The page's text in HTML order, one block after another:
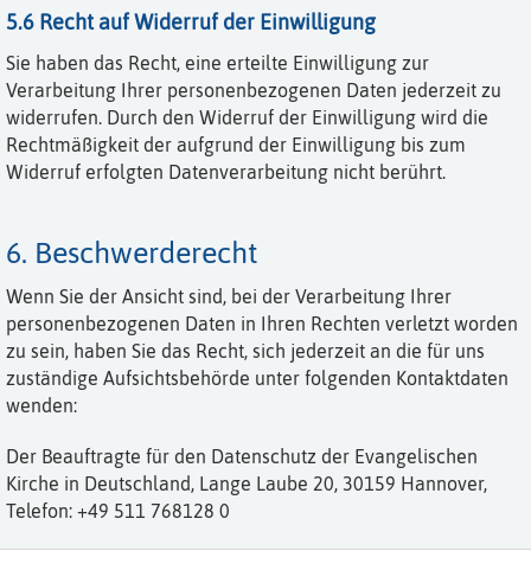
5.6 Recht auf Widerruf der Einwilligung
Sie haben das Recht, eine erteilte Einwilligung zur
Verarbeitung Ihrer personenbezogenen Daten jederzeit zu
widerrufen. Durch den Widerruf der Einwilligung wird die
Rechtmäßigkeit der aufgrund der Einwilligung bis zum
Widerruf erfolgten Datenverarbeitung nicht berührt.
6. Beschwerderecht
Wenn Sie der Ansicht sind, bei der Verarbeitung Ihrer
personenbezogenen Daten in Ihren Rechten verletzt worden
zu sein, haben Sie das Recht, sich jederzeit an die für uns
zuständige Aufsichtsbehörde unter folgenden Kontaktdaten
wenden:
Der Beauftragte für den Datenschutz der Evangelischen
Kirche in Deutschland, Lange Laube 20, 30159 Hannover,
Telefon: +49 511 768128 0